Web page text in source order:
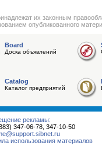
их законным
опубликованного
Board
Доска объявлений
Catalog
Каталог предприятий
рекламы:
347-06-78, 347-10-50
использования материалов